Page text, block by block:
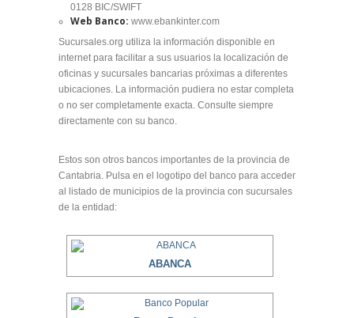
0128 BIC/SWIFT
Web Banco: www.ebankinter.com
Sucursales.org utiliza la información disponible en
internet para facilitar a sus usuarios la localización de
oficinas y sucursales bancarias próximas a diferentes
ubicaciones. La información pudiera no estar completa
o no ser completamente exacta. Consulte siempre
directamente con su banco.
Estos son otros bancos importantes de la provincia de
Cantabria. Pulsa en el logotipo del banco para acceder
al listado de municipios de la provincia con sucursales
de la entidad:
ABANCA